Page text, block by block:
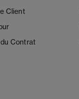
Client
Contrat